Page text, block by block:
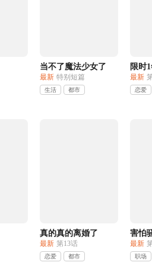
当不了魔法少女了
最新 特别短篇
生活 都市
限时
最新
恋爱
真的真的离婚了
最新 第13话
恋爱 都市
害怕
最新
职场